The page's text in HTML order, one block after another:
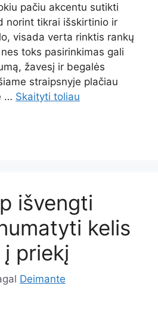
pačiu akcentu sutikti
norint tikrai išskirtinio ir
visada verta rinktis rankų
toks pasirinkimas gali
žavesį ir begalės
straipsnyje plačiau
… Skaityti toliau
išvengti
kelis
į priekį
Deimante